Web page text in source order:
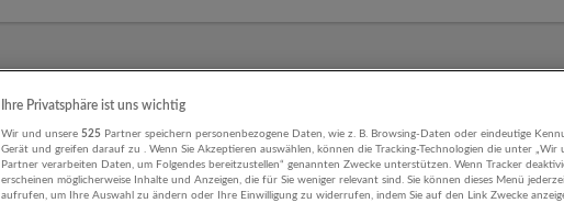
Wo?
5 km
Ihre Privatsphäre ist uns wichtig
Wir und unsere 525 Partner speichern personenbezogene Daten, wie z. B. Browsing-Daten oder eindeutige
Gerät und greifen darauf zu . Wenn Sie Akzeptieren auswählen, können die Tracking-Technologien die unter „Wir
Partner verarbeiten Daten, um Folgendes bereitzustellen“ genannten Zwecke unterstützen. Wenn Tracker
erscheinen möglicherweise Inhalte und Anzeigen, die für Sie weniger relevant sind. Sie können dieses Menü
aufrufen, um Ihre Auswahl zu ändern oder Ihre Einwilligung zu widerrufen, indem Sie auf den Link Zwecke